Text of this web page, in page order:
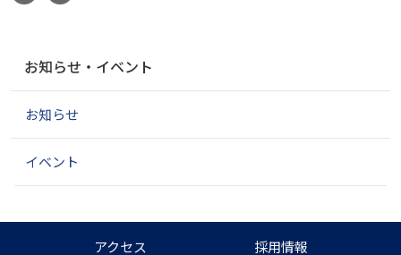
ゲ
シ
ン
お知らせ・イベント
お知らせ
イベント
アクセス 採用情報